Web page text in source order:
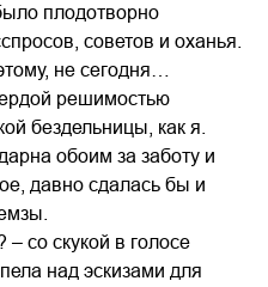
плодотворно
советов и оханья.
не сегодня…
решимостью
бездельницы, как я.
обоим за заботу и
давно сдалась бы и
со скукой в голосе
над эскизами для